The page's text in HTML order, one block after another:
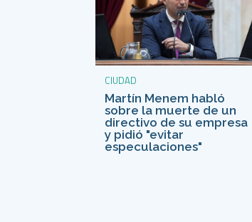
CIUDAD
Martín Menem habló
sobre la muerte de un
directivo de su empresa
y pidió "evitar
especulaciones"